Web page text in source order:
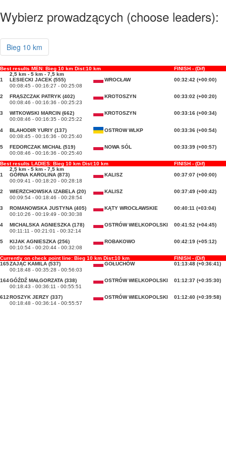
Wybierz prowadzących (choose leaders):
Bieg 10 km
Best results MEN: Bieg 10 km Dist:10 km
FINISH - (Dif)
2,5 km - 5 km - 7,5 km
1
LESIECKI JACEK (555) WROCŁAW
00:32:42 (+00:00)
00:08:45 - 00:16:27 - 00:25:08
2
FRĄSZCZAK PATRYK (402) KROTOSZYN
00:33:02 (+00:20)
00:08:46 - 00:16:36 - 00:25:23
3
WITKOWSKI MARCIN (662) KROTOSZYN
00:33:16 (+00:34)
00:08:46 - 00:16:35 - 00:25:22
4
BLAHODIR YURIY (137) OSTROW WLKP
00:33:36 (+00:54)
00:08:45 - 00:16:36 - 00:25:40
5
FEDORCZAK MICHAŁ (519) NOWA SÓL
00:33:39 (+00:57)
00:08:46 - 00:16:36 - 00:25:40
Best results LADIES: Bieg 10 km Dist:10 km
FINISH - (Dif)
2,5 km - 5 km - 7,5 km
1
GÓRNA KAROLINA (873) KALISZ
00:37:07 (+00:00)
00:09:41 - 00:18:20 - 00:28:18
2
WIERZCHOWSKA IZABELA (20) KALISZ
00:37:49 (+00:42)
00:09:54 - 00:18:46 - 00:28:54
3
ROMANOWSKA JUSTYNA (405) KĄTY WROCŁAWSKIE
00:40:11 (+03:04)
00:10:26 - 00:19:49 - 00:30:38
4
MICHALSKA AGNIESZKA (178) OSTRÓW WIELKOPOLSKI
00:41:52 (+04:45)
00:11:11 - 00:21:01 - 00:32:14
5
KIJAK AGNIESZKA (256) ROBAKOWO
00:42:19 (+05:12)
00:10:54 - 00:20:44 - 00:32:08
Currently on check point line: Bieg 10 km Dist:10 km
FINISH - (Dif)
165ZAJĄC KAMILA (537) GOŁUCHÓW
01:13:48 (+0:36:41)
00:18:48 - 00:35:28 - 00:56:03
164GÓŹDŹ MAŁGORZATA (338) OSTRÓW WIELKOPOLSKI
01:12:37 (+0:35:30)
00:18:43 - 00:36:11 - 00:55:51
612ROSZYK JERZY (337) OSTRÓW WIELKOPOLSKI
01:12:40 (+0:39:58)
00:18:48 - 00:36:14 - 00:55:57